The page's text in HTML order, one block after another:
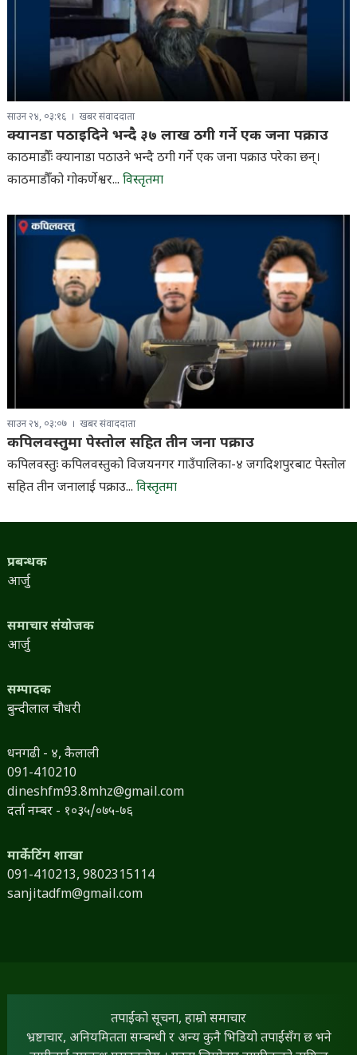
साउन २४, ०३:१६ खबर संवाददाता
क्यानडा पठाइदिने भन्दै ३७ लाख ठगी गर्ने एक जना पक्राउ
काठमाडौँः क्यानाडा पठाउने भन्दै ठगी गर्ने एक जना पक्राउ परेका छन्।
काठमाडौँको गोकर्णेश्वर... विस्तृतमा
साउन २४, ०३:०७ खबर संवाददाता
कपिलवस्तुमा पेस्तोल सहित तीन जना पक्राउ
कपिलवस्तुः कपिलवस्तुको विजयनगर गाउँपालिका-४ जगदिशपुरबाट पेस्तोल
सहित तीन जनालाई पक्राउ... विस्तृतमा
प्रबन्धक
आर्जु
समाचार संयोजक
आर्जु
सम्पादक
बुन्दीलाल चौधरी
धनगढी - ४, कैलाली
091-410210
dineshfm93.8mhz@gmail.com
दर्ता नम्बर - १०३५/०७५-७६
मार्केटिंग शाखा
091-410213, 9802315114
sanjitadfm@gmail.com
तपाईंको सूचना, हाम्रो समाचार
भ्रष्टाचार, अनियमितता सम्बन्धी र अन्य कुनै भिडियो तपाईंसँग छ भने